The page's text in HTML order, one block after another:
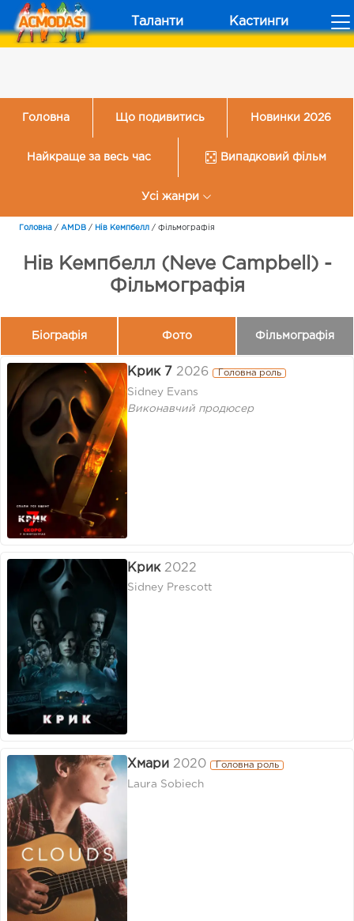
Таланти Кастинги
Головна Що подивитись Новинки 2026
Найкраще за весь час Випадковий фільм
Усі жанри
Головна / AMDB / Нів Кемпбелл / Фільмографія
Нів Кемпбелл (Neve Campbell) -
Фільмографія
Біографія Фото Фільмографія
Крик 7 2026 Головна роль
Sidney Evans
Виконавчий продюсер
Крик 2022
Sidney Prescott
Хмари 2020 Головна роль
Laura Sobiech